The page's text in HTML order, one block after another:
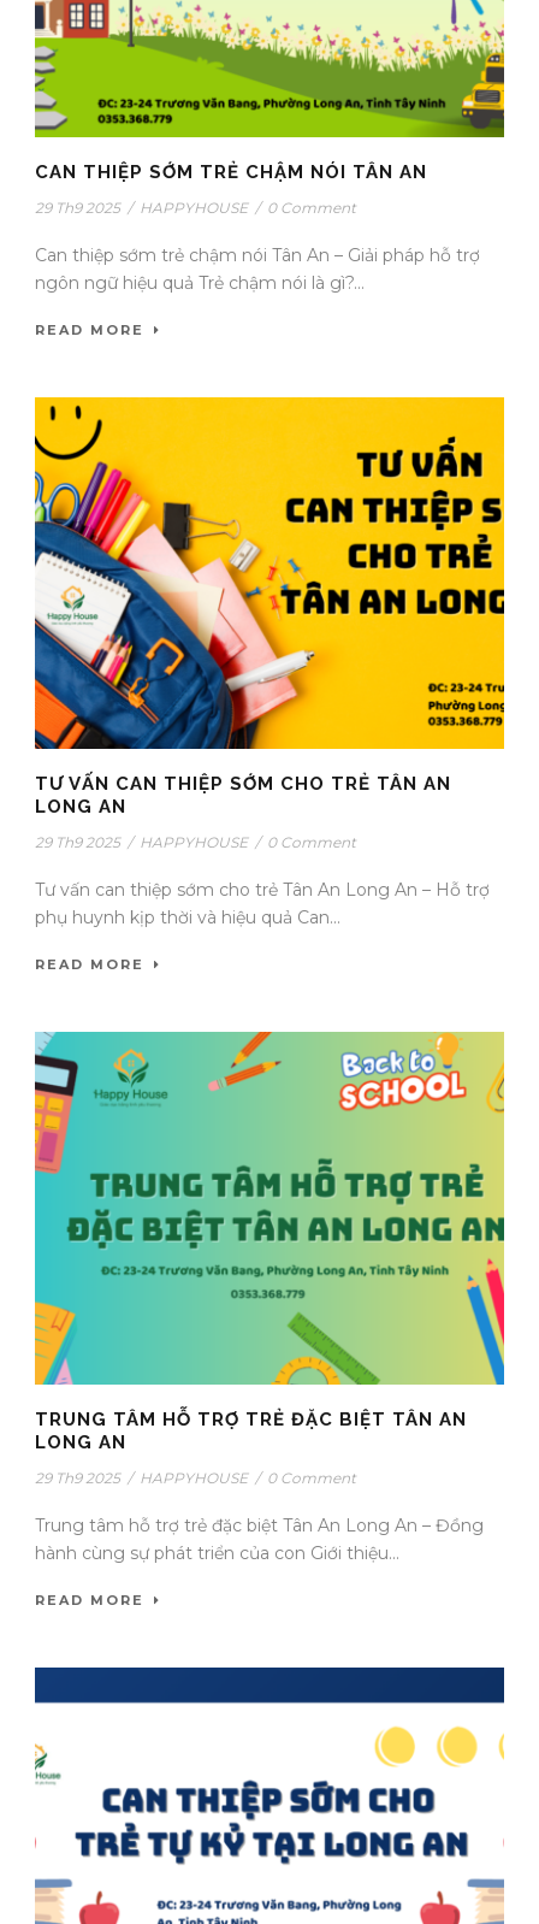
CAN THIỆP SỚM TRẺ CHẬM NÓI TÂN AN
29 Th9 2025 / HAPPYHOUSE / 0 Comment
Can thiệp sớm trẻ chậm nói Tân An – Giải pháp hỗ trợ
ngôn ngữ hiệu quả Trẻ chậm nói là gì?...
READ MORE
TƯ VẤN CAN THIỆP SỚM CHO TRẺ TÂN AN
LONG AN
29 Th9 2025 / HAPPYHOUSE / 0 Comment
Tư vấn can thiệp sớm cho trẻ Tân An Long An – Hỗ trợ
phụ huynh kịp thời và hiệu quả Can...
READ MORE
TRUNG TÂM HỖ TRỢ TRẺ ĐẶC BIỆT TÂN AN
LONG AN
29 Th9 2025 / HAPPYHOUSE / 0 Comment
Trung tâm hỗ trợ trẻ đặc biệt Tân An Long An – Đồng
hành cùng sự phát triển của con Giới thiệu...
READ MORE